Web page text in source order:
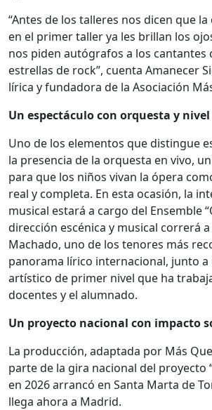
“Antes de los talleres nos dicen que
en el primer taller ya les brillan los
nos piden autógrafos a los cantantes
estrellas de rock”, cuenta Amanecer
lírica y fundadora de la Asociación
Un espectáculo con orquesta y
Uno de los elementos que distingue
la presencia de la orquesta en vivo,
para que los niños vivan la ópera
real y completa. En esta ocasión, la
musical estará a cargo del Ensemble
dirección escénica y musical correrá
Machado, uno de los tenores más
panorama lírico internacional, junto a
artístico de primer nivel que ha
docentes y el alumnado.
Un proyecto nacional con impacto
La producción, adaptada por Más
parte de la gira nacional del proyecto
en 2026 arrancó en Santa Marta de
llega ahora a Madrid.